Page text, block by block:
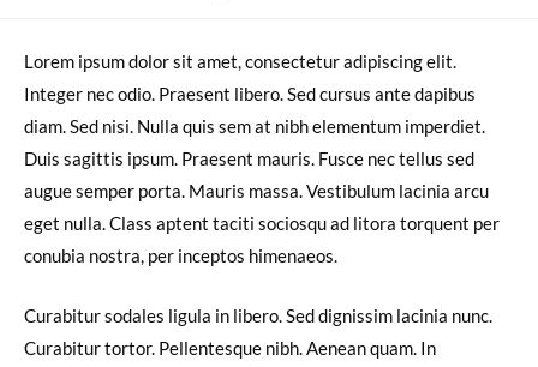
Lorem ipsum dolor sit amet, consectetur adipiscing elit.
Integer nec odio. Praesent libero. Sed cursus ante dapibus
diam. Sed nisi. Nulla quis sem at nibh elementum imperdiet.
Duis sagittis ipsum. Praesent mauris. Fusce nec tellus sed
augue semper porta. Mauris massa. Vestibulum lacinia arcu
eget nulla. Class aptent taciti sociosqu ad litora torquent per
conubia nostra, per inceptos himenaeos.
Curabitur sodales ligula in libero. Sed dignissim lacinia nunc.
Curabitur tortor. Pellentesque nibh. Aenean quam. In